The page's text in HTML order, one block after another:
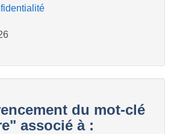
du mot-clé
associé à :